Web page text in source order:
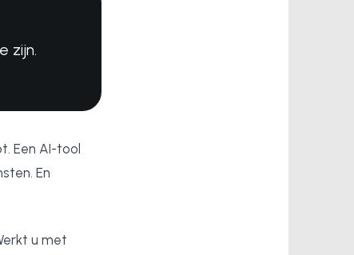
zijn.
Een AI-tool
En
u met